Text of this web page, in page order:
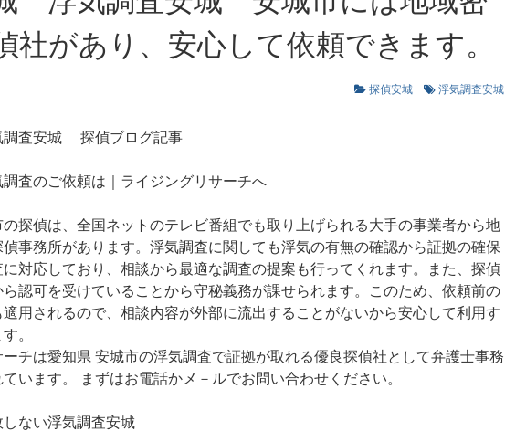
社があり、安心して依頼できます。
探偵安城 浮気調査安城
調査安城 探偵ブログ記事
査のご依頼は｜ライジングリサーチへ
探偵は、全国ネットのテレビ番組でも取り上げられる大手の事業者から地
事務所があります。浮気調査に関しても浮気の有無の確認から証拠の確保
に対応しており、相談から最適な調査の提案も行ってくれます。また、探偵
認可を受けていることから守秘義務が課せられます。このため、依頼前の
用されるので、相談内容が外部に流出することがないから安心して利用す
。
チは愛知県 安城市の浮気調査で証拠が取れる優良探偵社として弁護士事務
います。 まずはお電話かメ－ルでお問い合わせください。
ない浮気調査安城